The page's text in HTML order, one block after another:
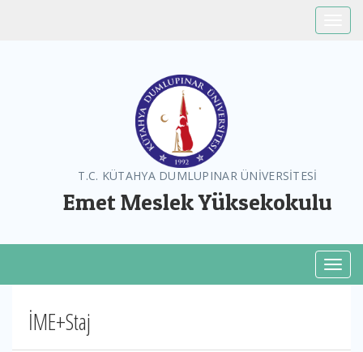
T.C. KÜTAHYA DUMLUPINAR ÜNİVERSİTESİ
Emet Meslek Yüksekokulu
İME+Staj